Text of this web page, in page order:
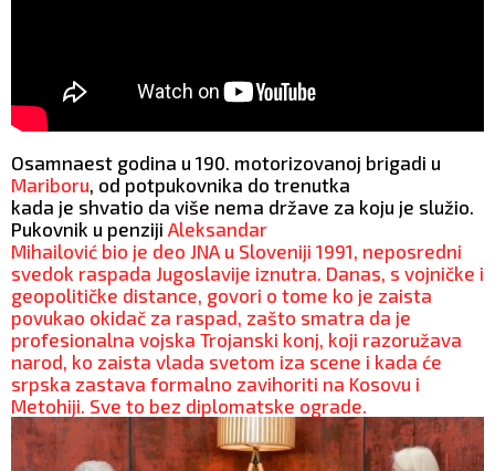
Osamnaest godina u 190. motorizovanoj brigadi u
Mariboru, od potpukovnika do trenutka
kada je shvatio da više nema države za koju je služio.
Pukovnik u penziji Aleksandar
Mihailović bio je deo JNA u Sloveniji 1991, neposredni
svedok raspada Jugoslavije iznutra. Danas, s vojničke i
geopolitičke distance, govori o tome ko je zaista
povukao okidač za raspad, zašto smatra da je
profesionalna vojska Trojanski konj, koji razoružava
narod, ko zaista vlada svetom iza scene i kada će
srpska zastava formalno zavihoriti na Kosovu i
Metohiji. Sve to bez diplomatske ograde.